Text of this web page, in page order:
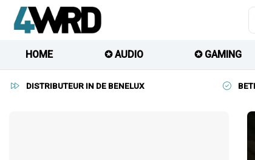
HOME ✪ AUDIO ✪ GAMING
DISTRIBUTEUR IN DE BENELUX